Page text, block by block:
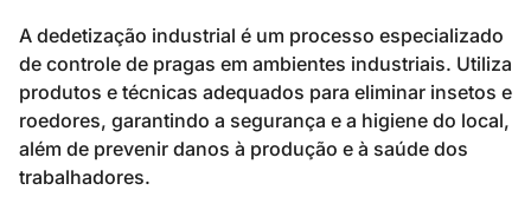
A dedetização industrial é um processo especializado
de controle de pragas em ambientes industriais. Utiliza
produtos e técnicas adequados para eliminar insetos e
roedores, garantindo a segurança e a higiene do local,
além de prevenir danos à produção e à saúde dos
trabalhadores.